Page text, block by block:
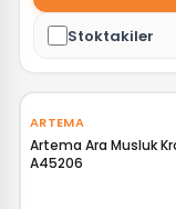
Stoktakiler
ARTEMA
Artema Ara Musluk
A45206